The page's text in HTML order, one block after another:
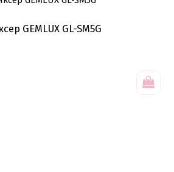
GEMLUX GL-SM5G